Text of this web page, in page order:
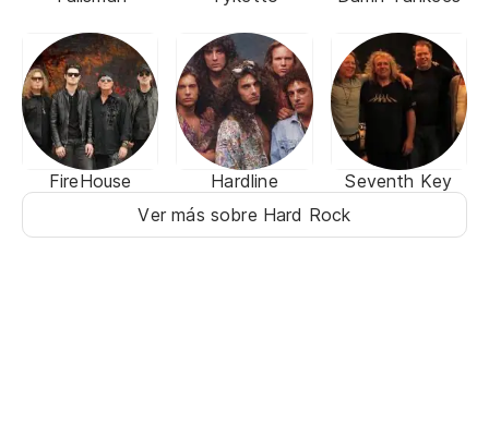
FireHouse Hardline
Seventh Key
Ver más sobre Hard Rock